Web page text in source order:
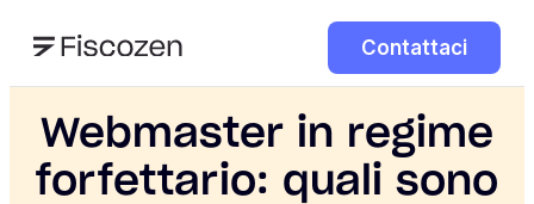
Contattaci
Webmaster in regime
forfettario: quali sono